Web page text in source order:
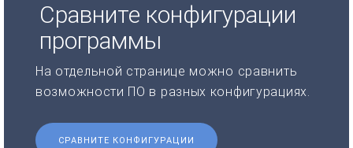
Сравните конфигурации
программы
На отдельной странице можно сравнить
возможности ПО в разных конфигурациях.
СРАВНИТЕ КОНФИГУРАЦИИ